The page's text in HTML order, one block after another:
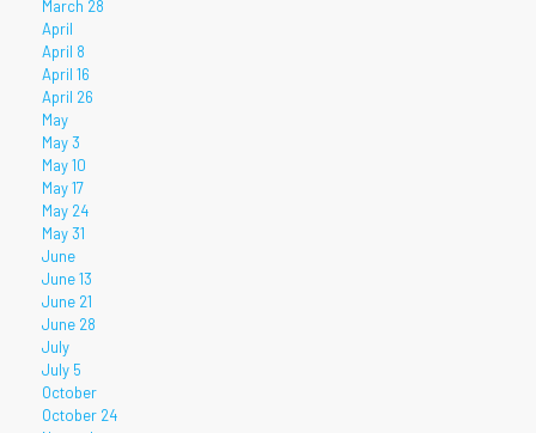
March 28
April
April 8
April 16
April 26
May
May 3
May 10
May 17
May 24
May 31
June
June 13
June 21
June 28
July
July 5
October
October 24